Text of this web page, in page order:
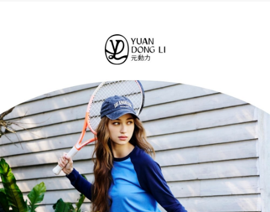
消。如遇「轉專審核」未通過狀況，表示未達大哥付你分期系統評分，恕無
2.透過簡訊連結打開帳單後，可選擇「超商條碼／台灣大直營門市／銀行轉
帳／街口支付／iPASS MONEY」等通路繳費。
【注意事項】
1.本服務係由「台灣大哥大股份有限公司」（以下簡稱本公司）所提供，讓
用戶於交易時，得透過本服務購買商品或服務，並由商店將買賣／分期付款
買賣價金債權讓與本公司後，依約使用本公司帳單繳交帳款。
2.基於同意付款使用「大哥付你分期」之契約關係目的，商店將以您的個人
資料（包含姓名、電話或地址）提供予台灣大哥大進項蒐集、處理及利用，
由本公司與您本人進行分期帳單所需資料之確認、核對及更正。
3.完整用戶服務條款，請詳閱以下連結： https://oppay.tw/userRule
１．簡單：不需註冊會員、不需綁卡、不需儲值。
２．便利：只要手機號碼，簡訊認證，即可結帳。
３．安心：先確認商品／服務後，再付款。
１．於結帳方式選擇「AFTEE先享後付」後，將跳轉至「AFTEE先享後付」
結帳頁面，進行簡訊認證並確認金額後，即可完成結帳。
２．訂單成立數日內，您將收到繳費通知簡訊。
３．收到繳費通知簡訊後14天內，點擊此簡訊中的連結，可透過四大超商／
ATM／網路銀行／等多元方式進行付款，方視為交易完成。
※ 請注意：結帳手續完成當下不需立刻繳費，但若您需要取消訂單，請聯絡
購買商品的店家。未經商家同意取消之訂單仍視為有效，需透過AFTEE先享
後付繳納相關費用。
※ 交易是否成功請以「AFTEE先享後付 」之結帳頁面顯示為準，若有關於
是否繳費成功／繳費後需取消欲退款等相關疑問，請聯繫「AFTEE先享後付
客戶支援中心」
https://netprotections.freshdesk.com/support/home
每筆NT$120，滿NT$2,500(含以上)免運費
每筆NT$120，滿NT$2,500(含以上)免運費
萊爾富取貨付款
每筆NT$120，滿NT$2,500(含以上)免運費
付款後萊爾富取貨
每筆NT$120，滿NT$2,500(含以上)免運費
7-11取貨付款
每筆NT$120，滿NT$2,500(含以上)免運費